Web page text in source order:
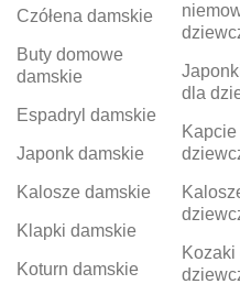
Czółena damskie
Buty domowe
damskie
Espadryl damskie
Japonk damskie
Kalosze damskie
Klapki damskie
Koturn damskie
dla
Kapcie
Kozaki